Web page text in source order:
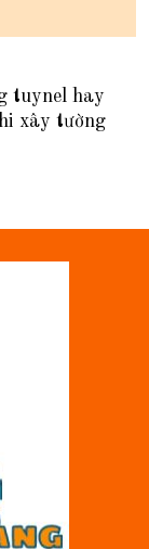
tuynel hay
xây tường